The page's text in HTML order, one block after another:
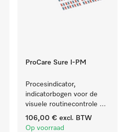
ProCare Sure I-PM
Procesindicator,
indicatorbogen voor de
visuele routinecontrole
tijdens het reinigings- en
desinfectieproces.
106,00 € excl. BTW
Op voorraad